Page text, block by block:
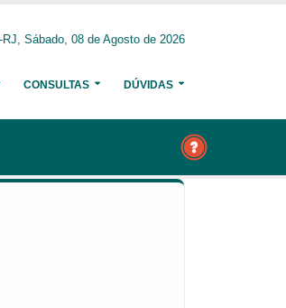
Sábado, 08 de Agosto de 2026
CONSULTAS DÚVIDAS